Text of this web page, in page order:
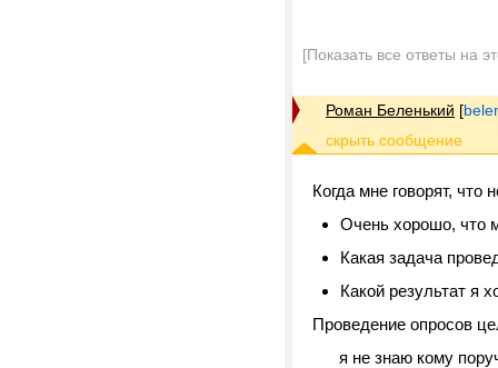
[Показать все ответы на
Роман Беленький [
Когда мне говорят,
Очень хорошо, что
Какая задача
Какой результат я
Проведение опросов
я не знаю кому